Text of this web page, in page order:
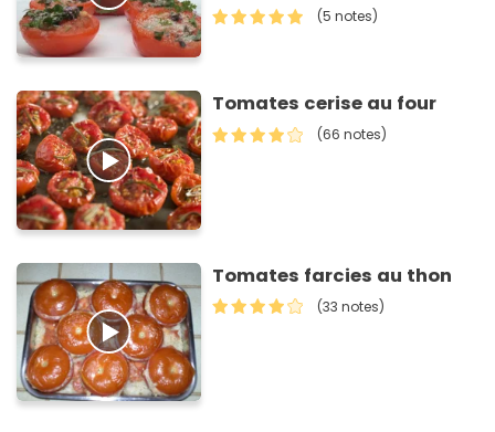
(5 notes)
Tomates cerise au four
(66 notes)
Tomates farcies au thon
(33 notes)